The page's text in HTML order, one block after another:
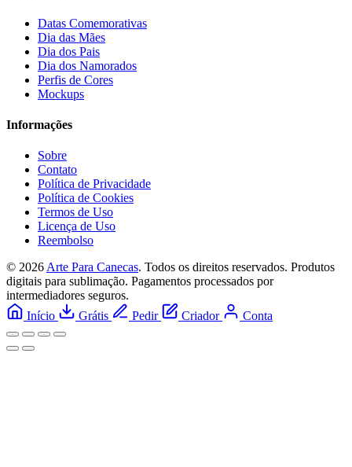
Datas Comemorativas
Dia das Mães
Dia dos Pais
Dia dos Namorados
Perfis de Cores
Mockups
Informações
Sobre
Contato
Política de Privacidade
Política de Cookies
Termos de Uso
Licença de Uso
Reembolso
© 2026 Arte Para Canecas. Todos os direitos reservados. Produtos
digitais para sublimação. Pagamentos processados por
intermediadores seguros.
Início
Grátis Pedir Criador Conta